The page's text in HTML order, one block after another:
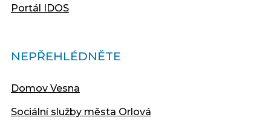
Portál IDOS
NEPŘEHLÉDNĚTE
Domov Vesna
Sociální služby města Orlová